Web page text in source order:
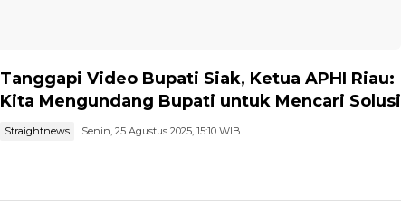
Tanggapi Video Bupati Siak, Ketua APHI Riau:
Kita Mengundang Bupati untuk Mencari Solusi
Straightnews Senin, 25 Agustus 2025, 15:10 WIB